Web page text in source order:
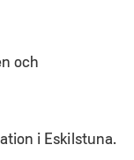
och
i Eskilstuna.